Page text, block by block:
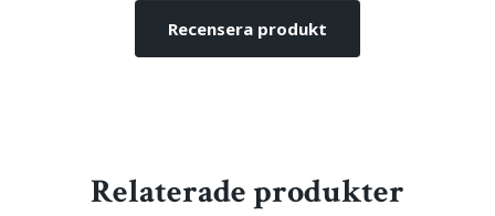
Recensera produkt
Relaterade produkter